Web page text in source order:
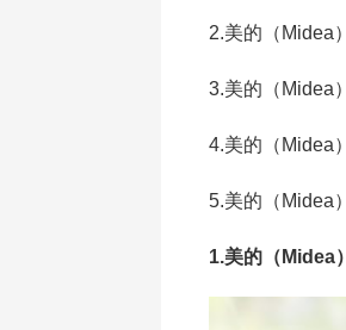
2.美的（Midea
3.美的（Midea
4.美的（Midea
5.美的（Midea
1.美的（Midea